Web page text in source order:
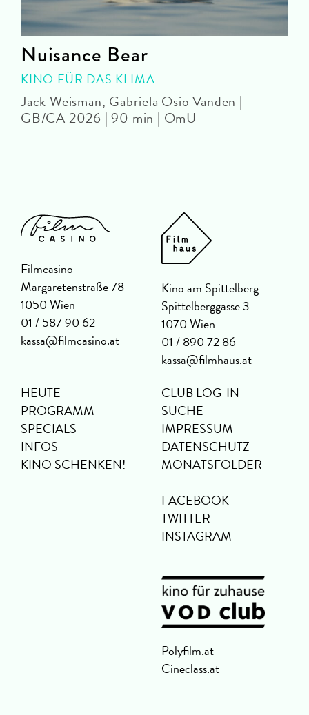
Nuisance Bear
KINO FÜR DAS KLIMA
Jack Weisman, Gabriela Osio Vanden |
GB/CA 2026 | 90 min | OmU
Filmcasino
Margaretenstraße 78
1050 Wien
01 / 587 90 62
kassa@filmcasino.at
Kino am Spittelberg
Spittelberggasse 3
1070 Wien
01 / 890 72 86
kassa@filmhaus.at
HEUTE
PROGRAMM
SPECIALS
INFOS
KINO SCHENKEN!
CLUB LOG-IN
SUCHE
IMPRESSUM
DATENSCHUTZ
MONATSFOLDER
FACEBOOK
TWITTER
INSTAGRAM
Polyfilm.at
Cineclass.at